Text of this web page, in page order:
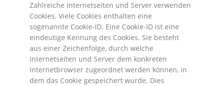
Zahlreiche Internetseiten und Server verwenden
Cookies. Viele Cookies enthalten eine
sogenannte Cookie-ID. Eine Cookie-ID ist eine
eindeutige Kennung des Cookies. Sie besteht
aus einer Zeichenfolge, durch welche
Internetseiten und Server dem konkreten
Internetbrowser zugeordnet werden können, in
dem das Cookie gespeichert wurde. Dies